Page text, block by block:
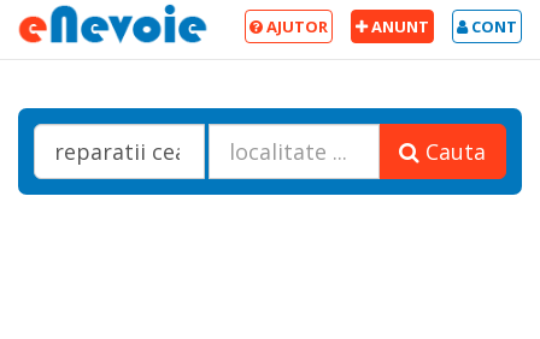
CONT
ANUNT
AJUTOR
Cauta